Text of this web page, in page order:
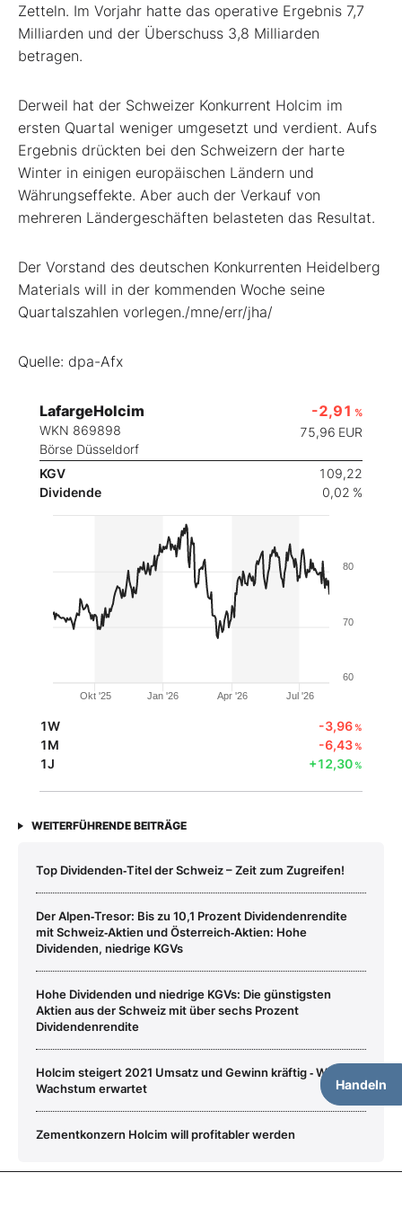
Zetteln. Im Vorjahr hatte das operative Ergebnis 7,7
Milliarden und der Überschuss 3,8 Milliarden
betragen.
Derweil hat der Schweizer Konkurrent Holcim im
ersten Quartal weniger umgesetzt und verdient. Aufs
Ergebnis drückten bei den Schweizern der harte
Winter in einigen europäischen Ländern und
Währungseffekte. Aber auch der Verkauf von
mehreren Ländergeschäften belasteten das Resultat.
Der Vorstand des deutschen Konkurrenten Heidelberg
Materials will in der kommenden Woche seine
Quartalszahlen vorlegen./mne/err/jha/
Quelle: dpa-Afx
LafargeHolcim
WKN 869898
Börse Düsseldorf
-2,91 %
75,96 EUR
KGV
109,22
Dividende
0,02 %
Handeln
Okt '25 Jan '26 Apr '26 Jul '26
60
70
80
1W -3,96%
1M -6,43%
1J +12,30%
WEITERFÜHRENDE BEITRÄGE
Top Dividenden‑Titel der Schweiz – Zeit zum Zugreifen!
Der Alpen‑Tresor: Bis zu 10,1 Prozent Dividendenrendite
mit Schweiz‑Aktien und Österreich‑Aktien: Hohe
Dividenden, niedrige KGVs
Hohe Dividenden und niedrige KGVs: Die günstigsten
Aktien aus der Schweiz mit über sechs Prozent
Dividendenrendite
Holcim steigert 2021 Umsatz und Gewinn kräftig ‑ Weiteres
Wachstum erwartet
Zementkonzern Holcim will profitabler werden